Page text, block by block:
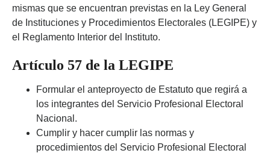
mismas que se encuentran previstas en la Ley General
de Instituciones y Procedimientos Electorales (LEGIPE) y
el Reglamento Interior del Instituto.
Artículo 57 de la LEGIPE
Formular el anteproyecto de Estatuto que regirá a
los integrantes del Servicio Profesional Electoral
Nacional.
Cumplir y hacer cumplir las normas y
procedimientos del Servicio Profesional Electoral